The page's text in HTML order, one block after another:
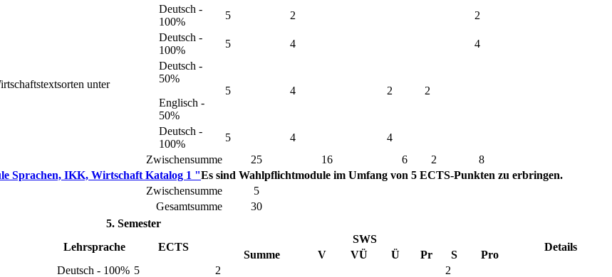
Deutsch -
100%
5 2 2
Deutsch -
100%
5 4 4
unter
Deutsch -
50%
Englisch -
50%
5 4 2 2
Deutsch -
100%
5 4
4
Zwischensumme
25 16 6 2
8
Sprachen, IKK, Wirtschaft Katalog 1 "Es sind Wahlpflichtmodule im Umfang von 5 ECTS-Punkten zu erbringen.
Zwischensumme
5
Gesamtsumme
30
5. Semester
Lehrsprache ECTS
SWS
Details
Summe V VÜ Ü Pr S
Pro
Deutsch - 100% 5 2
2